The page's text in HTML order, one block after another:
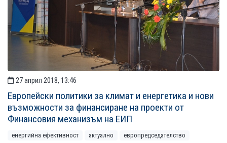
27 април 2018, 13:46
Европейски политики за климат и енергетика и нови
възможности за финансиране на проекти от
Финансовия механизъм на ЕИП
енергийна ефективност актуално европредседателство